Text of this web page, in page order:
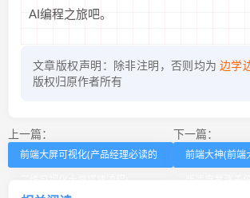
AI编程之旅吧。
文章版权声明：除非注明，否则均为 边学
版权归原作者所有
上一篇：
前端大屏可视化(产品经理必读的
下一篇：
前端大神(前